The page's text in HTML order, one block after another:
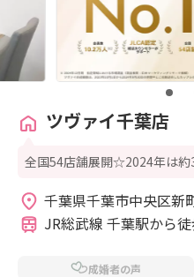
ツヴァイ千葉店
全国54店舗展開☆2024年は約
千葉県千葉市中央区新
5F
JR総武線 千葉駅から
成婚者の声